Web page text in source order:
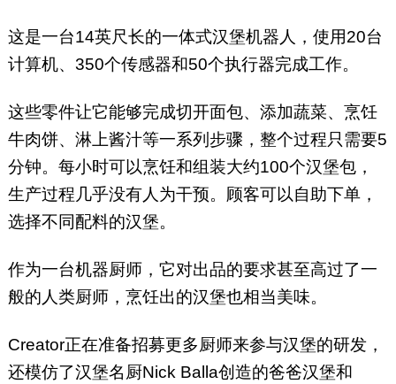
这是一台14英尺长的一体式汉堡机器人，使用20台
计算机、350个传感器和50个执行器完成工作。
这些零件让它能够完成切开面包、添加蔬菜、烹饪
牛肉饼、淋上酱汁等一系列步骤，整个过程只需要5
分钟。每小时可以烹饪和组装大约100个汉堡包，
生产过程几乎没有人为干预。顾客可以自助下单，
选择不同配料的汉堡。
作为一台机器厨师，它对出品的要求甚至高过了一
般的人类厨师，烹饪出的汉堡也相当美味。
Creator正在准备招募更多厨师来参与汉堡的研发，
还模仿了汉堡名厨Nick Balla创造的爸爸汉堡和